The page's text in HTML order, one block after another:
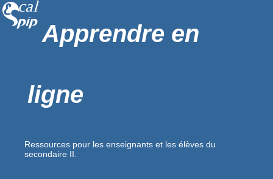
Apprendre en
ligne
Ressources pour les enseignants et les élèves du
secondaire II.